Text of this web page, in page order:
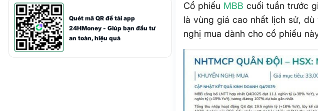
Quét mã QR để tải app
24HMoney - Giúp bạn đầu tư
an toàn, hiệu quả
Cổ phiếu MBB cuối tuần trước
là vùng giá cao nhất lịch sử,
nghị mua dành cho cổ phiếu